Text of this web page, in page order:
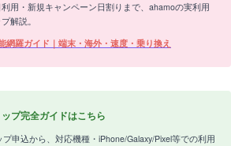
用・新規キャンペーン日割りまで、ahamoの実利用
解説。
網羅ガイド｜端末・海外・速度・乗り換え
プ完全ガイドはこちら
申込から、対応機種・iPhone/Galaxy/Pixel等での利用